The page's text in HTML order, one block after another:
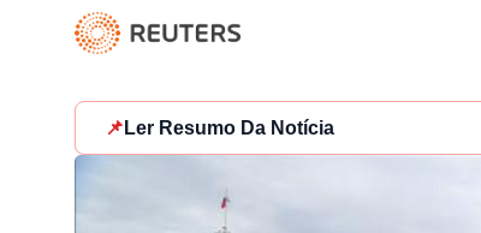
📌 Ler Resumo Da Notícia